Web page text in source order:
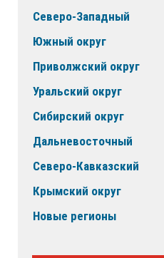
Северо-Западный
Южный округ
Приволжский округ
Уральский округ
Сибирский округ
Дальневосточный
Северо-Кавказский
Крымский округ
Новые регионы